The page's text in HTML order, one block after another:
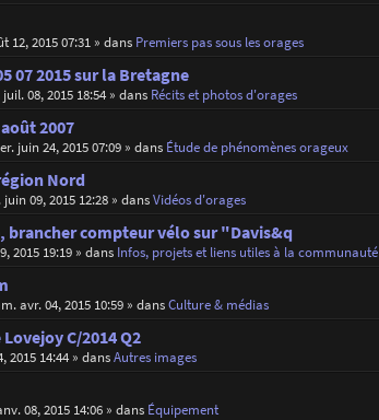
12, 2015 07:31» dans Premiers pas sous les orages
07 2015 sur la Bretagne
08, 2015 18:54» dans Récits et photos d'orages
2007
juin 24, 2015 07:09» dans Étude de phénomènes orageux
Nord
09, 2015 12:28» dansVidéos d'orages
brancher compteur vélo sur "Davis&q
2015 19:19» dans Infos, projets et liens utiles à la communauté
avr. 04, 2015 10:59» dansCulture & médias
C/2014 Q2
2015 14:44» dansAutres images
08, 2015 14:06» dans Équipement